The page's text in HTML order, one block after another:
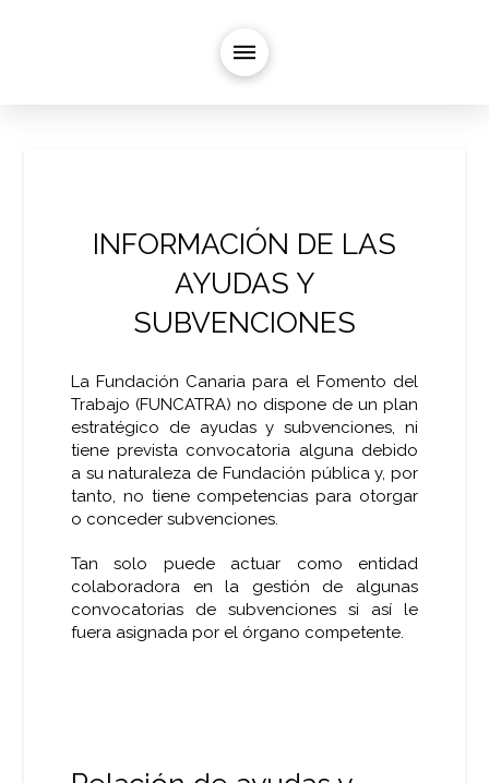
INFORMACIÓN DE LAS
AYUDAS Y
SUBVENCIONES
La Fundación Canaria para el Fomento del
Trabajo (FUNCATRA) no dispone de un plan
estratégico de ayudas y subvenciones, ni
tiene prevista convocatoria alguna debido
a su naturaleza de Fundación pública y, por
tanto, no tiene competencias para otorgar
o conceder subvenciones.
Tan solo puede actuar como entidad
colaboradora en la gestión de algunas
convocatorias de subvenciones si así le
fuera asignada por el órgano competente.